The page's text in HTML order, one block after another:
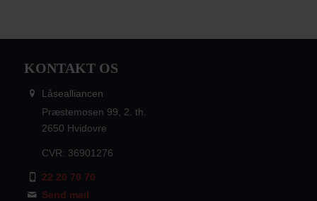
KONTAKT OS
Låsealliancen
Præstemosen 99, 2. th.
2650 Hvidovre
CVR: 36901276
22 20 70 70
Send mail